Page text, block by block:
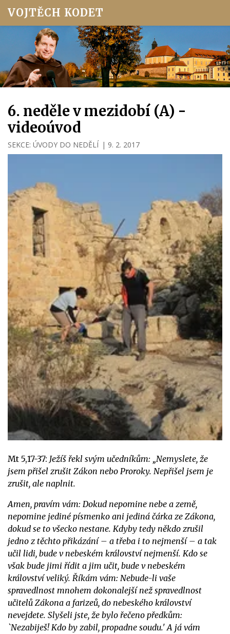
VOJTĚCH KODET
6. neděle v mezidobí (A) -
videoúvod
SEKCE: ÚVODY DO NEDĚLÍ | 9. 2. 2017
Mt 5,17-37: Ježíš řekl svým učedníkům: „Nemyslete, že
jsem přišel zrušit Zákon nebo Proroky. Nepřišel jsem je
zrušit, ale naplnit.
Amen, pravím vám: Dokud nepomine nebe a země,
nepomine jediné písmenko ani jediná čárka ze Zákona,
dokud se to všecko nestane. Kdyby tedy někdo zrušil
jedno z těchto přikázání – a třeba i to nejmenší – a tak
učil lidi, bude v nebeském království nejmenší. Kdo se
však bude jimi řídit a jim učit, bude v nebeském
království veliký. Říkám vám: Nebude-li vaše
spravedlnost mnohem dokonalejší než spravedlnost
učitelů Zákona a farizeů, do nebeského království
nevejdete. Slyšeli jste, že bylo řečeno předkům:
`Nezabiješ! Kdo by zabil, propadne soudu.' A já vám